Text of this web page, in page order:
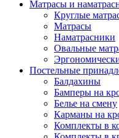
Матрасы и
Круглые
Матрасы
Наматрасники
Овальные
Постельные
Балдахины
Бамперы на
Белье на смену
Карманы на
Комплекты в